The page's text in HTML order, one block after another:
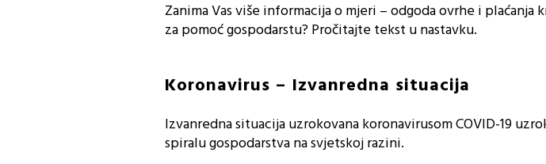
Zanima Vas više informacija o mjeri – odgoda ovrhe i
za pomoć gospodarstu? Pročitajte tekst u nastavku.
Koronavirus – Izvanredna situacija
Izvanredna situacija uzrokovana koronavirusom COVID-19
spiralu gospodarstva na svjetskoj razini.